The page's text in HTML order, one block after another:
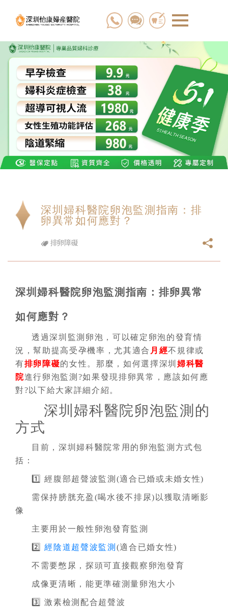
深圳婦科醫院卵泡監測指南：排
卵異常如何應對？
排卵障礙
深圳婦科醫院卵泡監測指南：排卵異常
如何應對？
透過深圳監測卵泡，可以確定卵泡的發育情
況，幫助提高受孕機率，尤其適合 月經不規律或
有排卵障礙的女性。那麼，如何選擇深圳婦科醫
院進行卵泡監測?如果發現排卵異常，應該如何應
對?以下給大家詳細介紹。
深圳婦科醫院卵泡監測的
方式
目前，深圳婦科醫院常用的卵泡監測方式包
括：
1️⃣ 經腹部超聲波監測(適合已婚或未婚女性)
需保持膀胱充盈(喝水後不排尿)以獲取清晰影
像
主要用於一般性卵泡發育監測
2️⃣經陰道超聲波監測 (適合已婚女性)
不需要憋尿，探頭可直接觀察卵泡發育
成像更清晰，能更準確測量卵泡大小
3️⃣ 激素檢測配合超聲波